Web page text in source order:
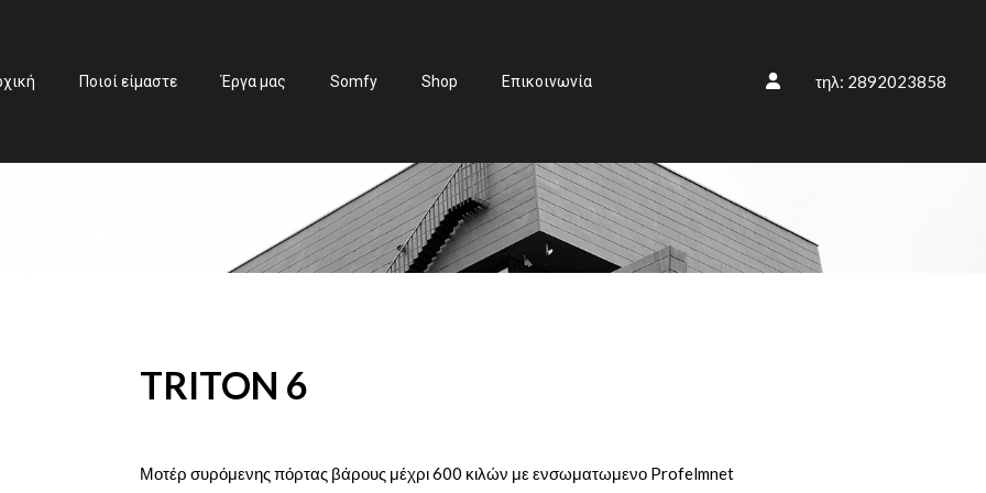
Ποιοί είμαστε Έργα μας Somfy Shop Επικοινωνία τηλ: 2892023858
TRITON 6
Μοτέρ συρόμενης πόρτας βάρους μέχρι 600 κιλών με ενσωματωμενο Profelmnet